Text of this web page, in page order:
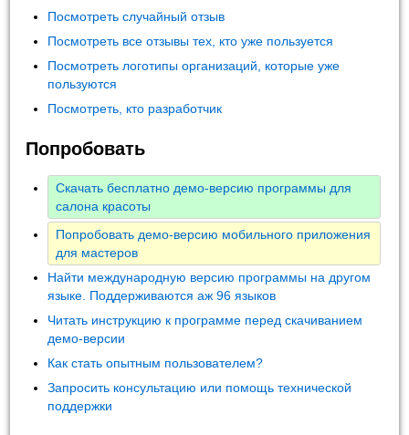
Посмотреть случайный отзыв
Посмотреть все отзывы тех, кто уже пользуется
Посмотреть логотипы организаций, которые уже
пользуются
Посмотреть, кто разработчик
Попробовать
Скачать бесплатно демо-версию программы для
салона красоты
Попробовать демо-версию мобильного приложения
для мастеров
Найти международную версию программы на другом
языке. Поддерживаются аж 96 языков
Читать инструкцию к программе перед скачиванием
демо-версии
Как стать опытным пользователем?
Запросить консультацию или помощь технической
поддержки